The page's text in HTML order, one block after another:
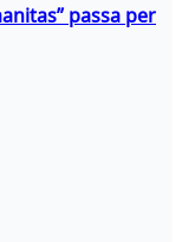
passa per